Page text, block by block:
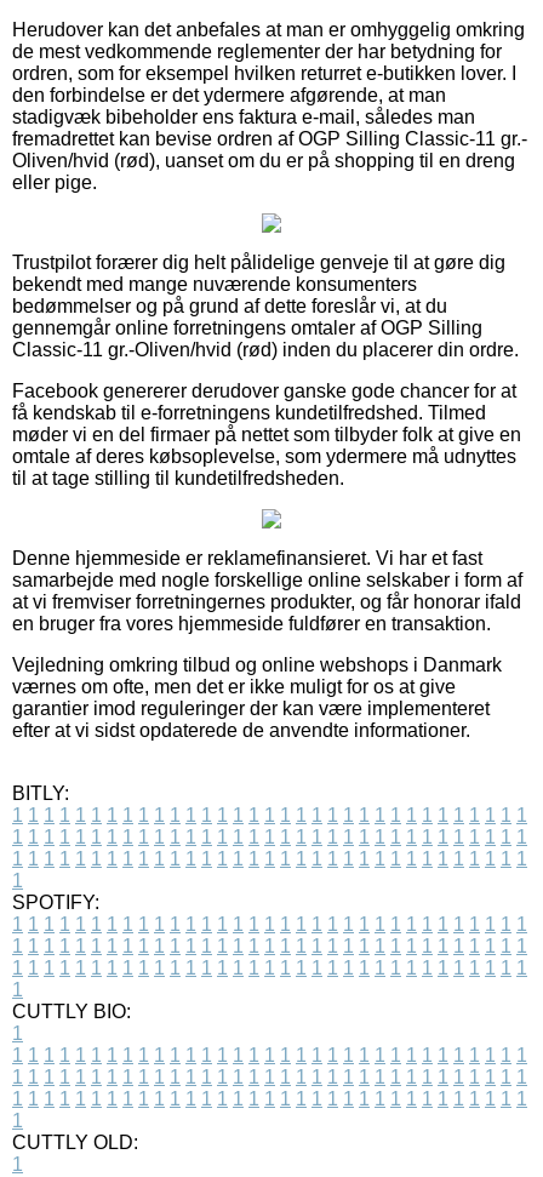
Herudover kan det anbefales at man er omhyggelig omkring
de mest vedkommende reglementer der har betydning for
ordren, som for eksempel hvilken returret e-butikken lover. I
den forbindelse er det ydermere afgørende, at man
stadigvæk bibeholder ens faktura e-mail, således man
fremadrettet kan bevise ordren af OGP Silling Classic-11 gr.-
Oliven/hvid (rød), uanset om du er på shopping til en dreng
eller pige.
Trustpilot forærer dig helt pålidelige genveje til at gøre dig
bekendt med mange nuværende konsumenters
bedømmelser og på grund af dette foreslår vi, at du
gennemgår online forretningens omtaler af OGP Silling
Classic-11 gr.-Oliven/hvid (rød) inden du placerer din ordre.
Facebook genererer derudover ganske gode chancer for at
få kendskab til e-forretningens kundetilfredshed. Tilmed
møder vi en del firmaer på nettet som tilbyder folk at give en
omtale af deres købsoplevelse, som ydermere må udnyttes
til at tage stilling til kundetilfredsheden.
Denne hjemmeside er reklamefinansieret. Vi har et fast
samarbejde med nogle forskellige online selskaber i form af
at vi fremviser forretningernes produkter, og får honorar ifald
en bruger fra vores hjemmeside fuldfører en transaktion.
Vejledning omkring tilbud og online webshops i Danmark
værnes om ofte, men det er ikke muligt for os at give
garantier imod reguleringer der kan være implementeret
efter at vi sidst opdaterede de anvendte informationer.
BITLY:
1 1 1 1 1 1 1 1 1 1 1 1 1 1 1 1 1 1 1 1 1 1 1 1 1 1 1 1 1 1 1 1 1
1 1 1 1 1 1 1 1 1 1 1 1 1 1 1 1 1 1 1 1 1 1 1 1 1 1 1 1 1 1 1 1 1
1 1 1 1 1 1 1 1 1 1 1 1 1 1 1 1 1 1 1 1 1 1 1 1 1 1 1 1 1 1 1 1 1
1
SPOTIFY:
1 1 1 1 1 1 1 1 1 1 1 1 1 1 1 1 1 1 1 1 1 1 1 1 1 1 1 1 1 1 1 1 1
1 1 1 1 1 1 1 1 1 1 1 1 1 1 1 1 1 1 1 1 1 1 1 1 1 1 1 1 1 1 1 1 1
1 1 1 1 1 1 1 1 1 1 1 1 1 1 1 1 1 1 1 1 1 1 1 1 1 1 1 1 1 1 1 1 1
1
CUTTLY BIO:
1
1 1 1 1 1 1 1 1 1 1 1 1 1 1 1 1 1 1 1 1 1 1 1 1 1 1 1 1 1 1 1 1 1
1 1 1 1 1 1 1 1 1 1 1 1 1 1 1 1 1 1 1 1 1 1 1 1 1 1 1 1 1 1 1 1 1
1 1 1 1 1 1 1 1 1 1 1 1 1 1 1 1 1 1 1 1 1 1 1 1 1 1 1 1 1 1 1 1 1
1
CUTTLY OLD:
1